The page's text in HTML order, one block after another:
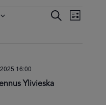
Näkymät
Etsi Lista
Ylivieska
16:00